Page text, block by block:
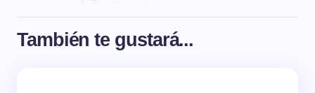
También te gustará...